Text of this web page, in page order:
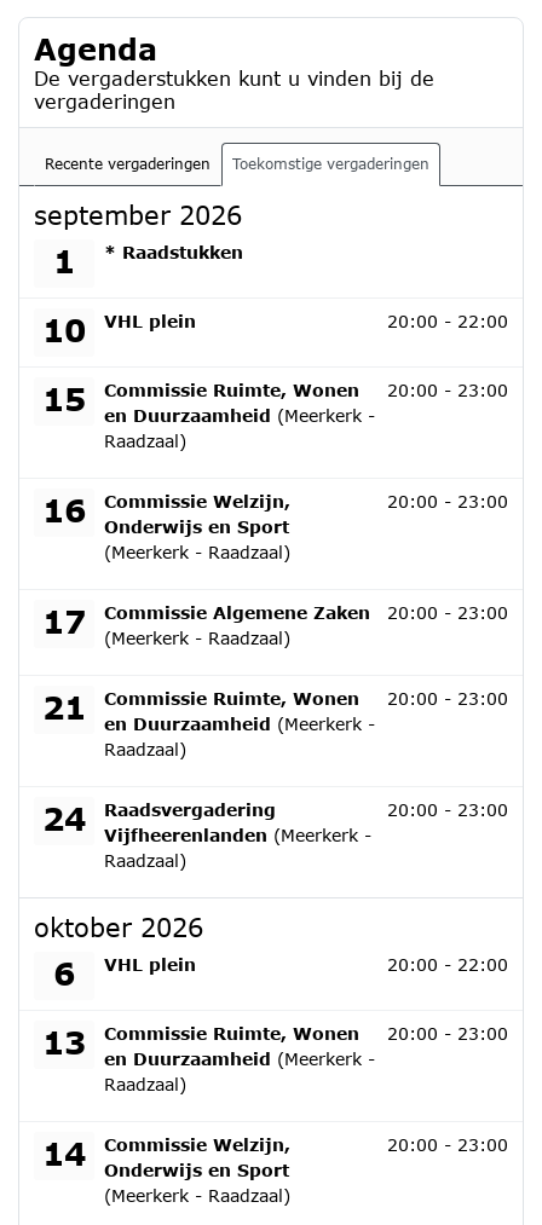
Agenda
De vergaderstukken kunt u vinden bij de
vergaderingen
Recente vergaderingen Toekomstige vergaderingen
september 2026
1 * Raadstukken
dinsdag 1 september 2026
10 VHL plein
donderdag 10 september 2026 20:00 - 22:00
15
Commissie Ruimte, Wonen
en Duurzaamheid (Meerkerk -
Raadzaal)
dinsdag 15 september 2026 20:00 - 23:00
16
Commissie Welzijn,
Onderwijs en Sport
(Meerkerk - Raadzaal)
woensdag 16 september 2026 20:00 - 23:00
17
Commissie Algemene Zaken
(Meerkerk - Raadzaal)
donderdag 17 september 2026 20:00 - 23:00
21
Commissie Ruimte, Wonen
en Duurzaamheid (Meerkerk -
Raadzaal)
maandag 21 september 2026 20:00 - 23:00
24
Raadsvergadering
Vijfheerenlanden (Meerkerk -
Raadzaal)
donderdag 24 september 2026 20:00 - 23:00
oktober 2026
6 VHL plein
dinsdag 6 oktober 2026 20:00 - 22:00
13
Commissie Ruimte, Wonen
en Duurzaamheid (Meerkerk -
Raadzaal)
dinsdag 13 oktober 2026 20:00 - 23:00
14
Commissie Welzijn,
Onderwijs en Sport
(Meerkerk - Raadzaal)
woensdag 14 oktober 2026 20:00 - 23:00